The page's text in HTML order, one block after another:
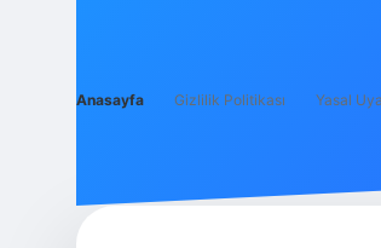
Anasayfa Gizlilik Politikası Yasal